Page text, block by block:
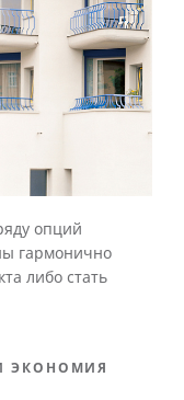
ЭКОНОМИЯ
опций
гармонично
либо стать